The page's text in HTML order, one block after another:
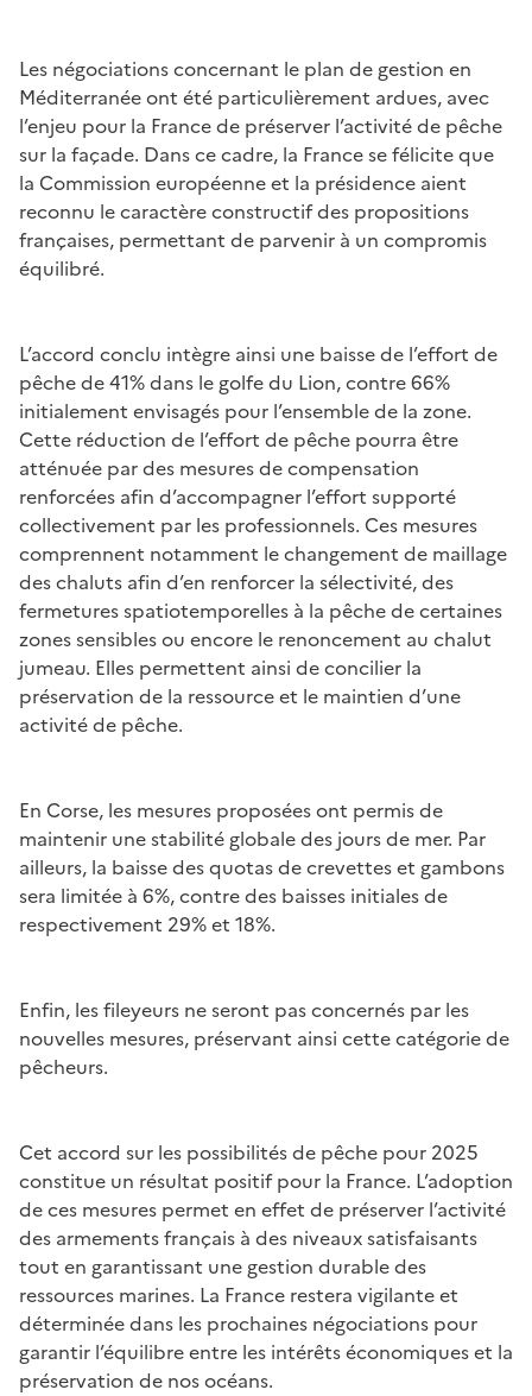
Les négociations concernant le plan de gestion en
Méditerranée ont été particulièrement ardues, avec
l’enjeu pour la France de préserver l’activité de pêche
sur la façade. Dans ce cadre, la France se félicite que
la Commission européenne et la présidence aient
reconnu le caractère constructif des propositions
françaises, permettant de parvenir à un compromis
équilibré.
L’accord conclu intègre ainsi une baisse de l’effort de
pêche de 41% dans le golfe du Lion, contre 66%
initialement envisagés pour l’ensemble de la zone.
Cette réduction de l’effort de pêche pourra être
atténuée par des mesures de compensation
renforcées afin d’accompagner l’effort supporté
collectivement par les professionnels. Ces mesures
comprennent notamment le changement de maillage
des chaluts afin d’en renforcer la sélectivité, des
fermetures spatiotemporelles à la pêche de certaines
zones sensibles ou encore le renoncement au chalut
jumeau. Elles permettent ainsi de concilier la
préservation de la ressource et le maintien d’une
activité de pêche.
En Corse, les mesures proposées ont permis de
maintenir une stabilité globale des jours de mer. Par
ailleurs, la baisse des quotas de crevettes et gambons
sera limitée à 6%, contre des baisses initiales de
respectivement 29% et 18%.
Enfin, les fileyeurs ne seront pas concernés par les
nouvelles mesures, préservant ainsi cette catégorie de
pêcheurs.
Cet accord sur les possibilités de pêche pour 2025
constitue un résultat positif pour la France. L’adoption
de ces mesures permet en effet de préserver l’activité
des armements français à des niveaux satisfaisants
tout en garantissant une gestion durable des
ressources marines. La France restera vigilante et
déterminée dans les prochaines négociations pour
garantir l’équilibre entre les intérêts économiques et la
préservation de nos océans.